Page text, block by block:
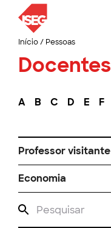
Início/ Pessoas
Docentes
A B C D E F
Professor visitante
Economia